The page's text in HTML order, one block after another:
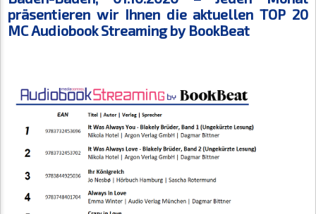
präsentieren wir Ihnen die aktuellen TOP 20
MC Audiobook Streaming by BookBeat